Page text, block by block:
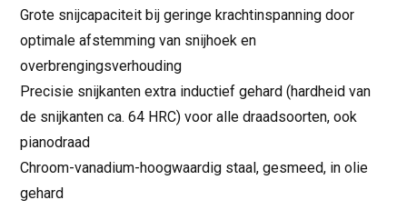
Grote snijcapaciteit bij geringe krachtinspanning door
optimale afstemming van snijhoek en
overbrengingsverhouding
Precisie snijkanten extra inductief gehard (hardheid van
de snijkanten ca. 64 HRC) voor alle draadsoorten, ook
pianodraad
Chroom-vanadium-hoogwaardig staal, gesmeed, in olie
gehard